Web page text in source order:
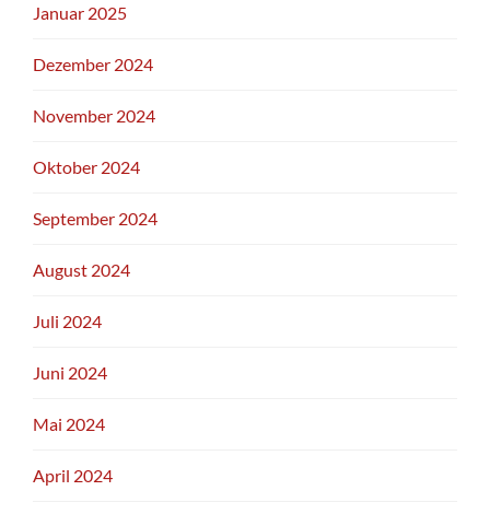
Januar 2025
Dezember 2024
November 2024
Oktober 2024
September 2024
August 2024
Juli 2024
Juni 2024
Mai 2024
April 2024